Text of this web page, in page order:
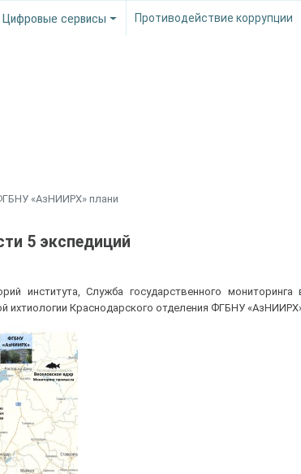
Цифровые сервисы Противодействие коррупции
«АзНИИРХ» плани
5 экспедиций
института, Служба государственного мониторинга
Краснодарского отделения ФГБНУ